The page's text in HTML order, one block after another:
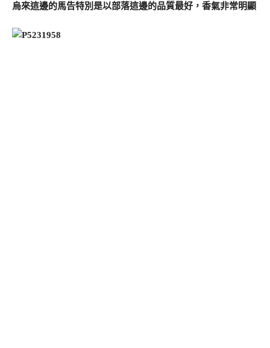
烏來這邊的馬告特別是以部落這邊的品質最好，香氣非常明顯